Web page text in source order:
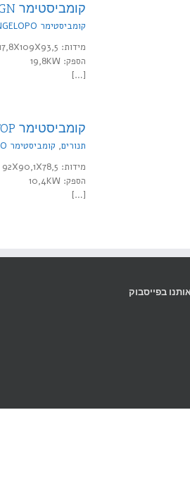
קומביסטימר TOP 8X2/1GN חשמל
קומביסטימר ANGELOPO, תנור תעשייתי
מידות: 117,8X109X93,5 ס"מ
הספק: 19,8KW
[…]
קומביסטימר 6X1/1GN TOP חשמל
תנורים, קומביסטימר ANGELOPO, תנור תעשייתי
מידות: 92X90,1X78,5 ס"מ
הספק: 10,4KW
[…]
בפייסבוק